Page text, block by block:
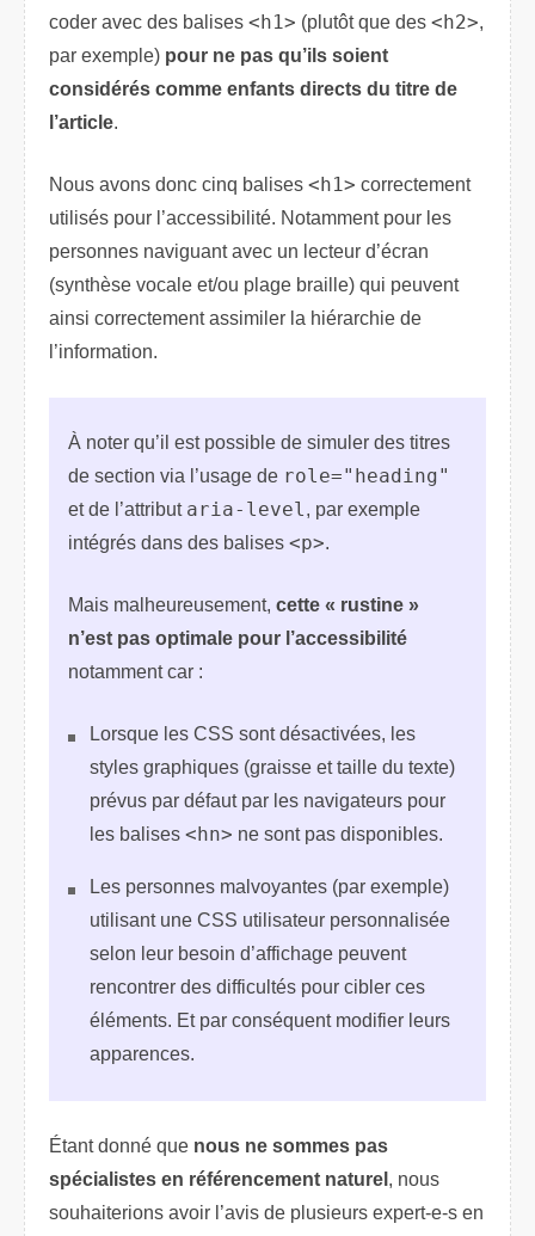
coder avec des balises <h1> (plutôt que des <h2>,
par exemple) pour ne pas qu’ils soient
considérés comme enfants directs du titre de
l’article.
Nous avons donc cinq balises <h1> correctement
utilisés pour l’accessibilité. Notamment pour les
personnes naviguant avec un lecteur d’écran
(synthèse vocale et/ou plage braille) qui peuvent
ainsi correctement assimiler la hiérarchie de
l’information.
À noter qu’il est possible de simuler des titres
de section via l’usage de role="heading"
et de l’attribut aria-level, par exemple
intégrés dans des balises <p>.
Mais malheureusement, cette « rustine »
n’est pas optimale pour l’accessibilité
notamment car :
Lorsque les CSS sont désactivées, les
styles graphiques (graisse et taille du texte)
prévus par défaut par les navigateurs pour
les balises <hn> ne sont pas disponibles.
Les personnes malvoyantes (par exemple)
utilisant une CSS utilisateur personnalisée
selon leur besoin d’affichage peuvent
rencontrer des difficultés pour cibler ces
éléments. Et par conséquent modifier leurs
apparences.
Étant donné que nous ne sommes pas
spécialistes en référencement naturel , nous
souhaiterions avoir l’avis de plusieurs expert-e-s en